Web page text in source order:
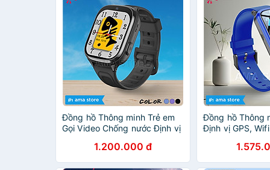
nhập khẩu
Đồng hồ Thông minh Trẻ em
Gọi Video Chống nước Định vị
Hàng nhập khẩu
1.200.000 đ
Đồng hồ Thông
Định vị GPS,
cho Trẻ em, Học
học, THCS,